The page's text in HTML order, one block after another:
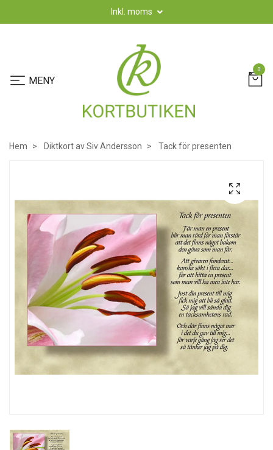
Inkl. moms
0
Hem Diktkort av Siv Andersson Tack för presenten